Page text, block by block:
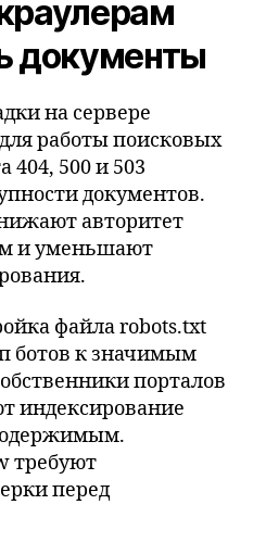
документы
на сервере
работы поисковых
404, 500 и 503
документов.
авторитет
и уменьшают
файла robots.txt
ботов к значимым
порталов
индексирование
требуют
перед